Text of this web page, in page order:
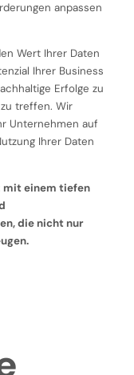
anpassen
Wert Ihrer Daten
Ihrer Business
Erfolge zu
treffen. Wir
Unternehmen auf
Ihrer Daten
mit einem tiefen
die nicht nur